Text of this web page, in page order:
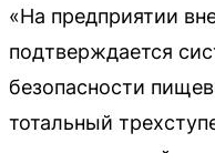
«На предприятии
подтверждается
безопасности
тотальный